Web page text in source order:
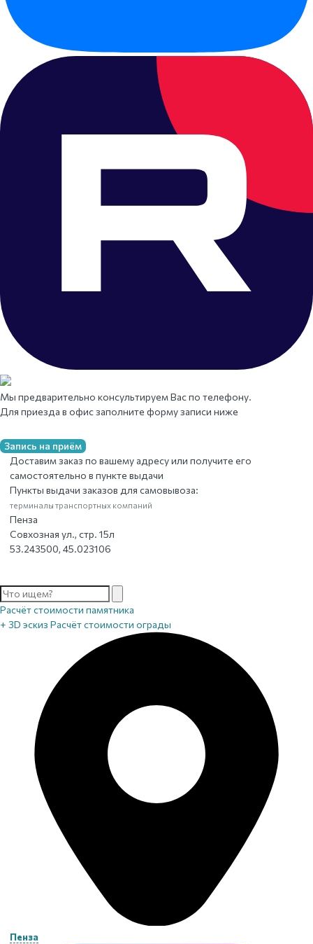
Мы предварительно консультируем Вас по телефону.
Для приезда в офис заполните форму записи ниже
Запись на приём
Доставим заказ по вашему адресу или получите его
самостоятельно в пункте выдачи
Пункты выдачи заказов для самовывоза:
терминалы транспортных компаний
Пенза
Совхозная ул., стр. 15л
53.243500, 45.023106
Расчёт стоимости памятника
+ 3D эскиз Расчёт стоимости ограды
Пенза